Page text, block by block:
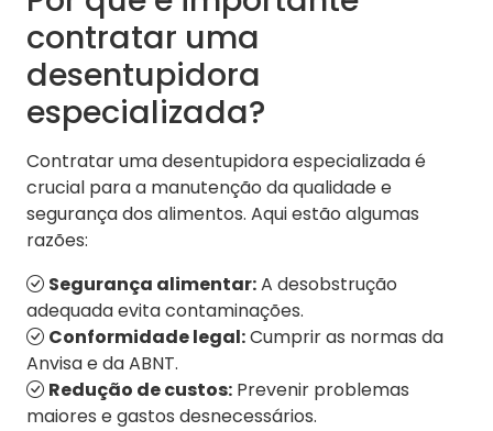
contratar uma
desentupidora
especializada?
Contratar uma desentupidora especializada é
crucial para a manutenção da qualidade e
segurança dos alimentos. Aqui estão algumas
razões:
Segurança alimentar:A desobstrução
adequada evita contaminações.
Conformidade legal:Cumprir as normas da
Anvisa e da ABNT.
Redução de custos: Prevenir problemas
maiores e gastos desnecessários.